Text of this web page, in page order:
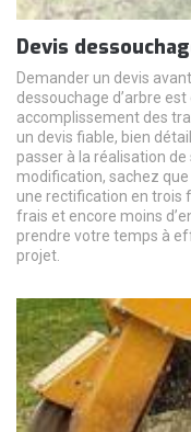
Devis
Demander un devis
dessouchage d’arbre
accomplissement des
un devis fiable, bien
passer à la réalisation
modification, sachez
une rectification en trois
frais et encore moins
prendre votre temps à
projet.